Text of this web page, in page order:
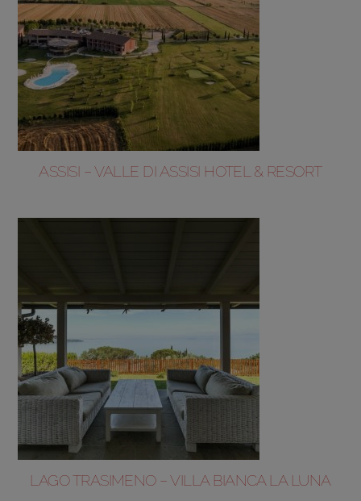
ASSISI – VALLE DI ASSISI HOTEL & RESORT
LAGO TRASIMENO – VILLA BIANCA LA LUNA